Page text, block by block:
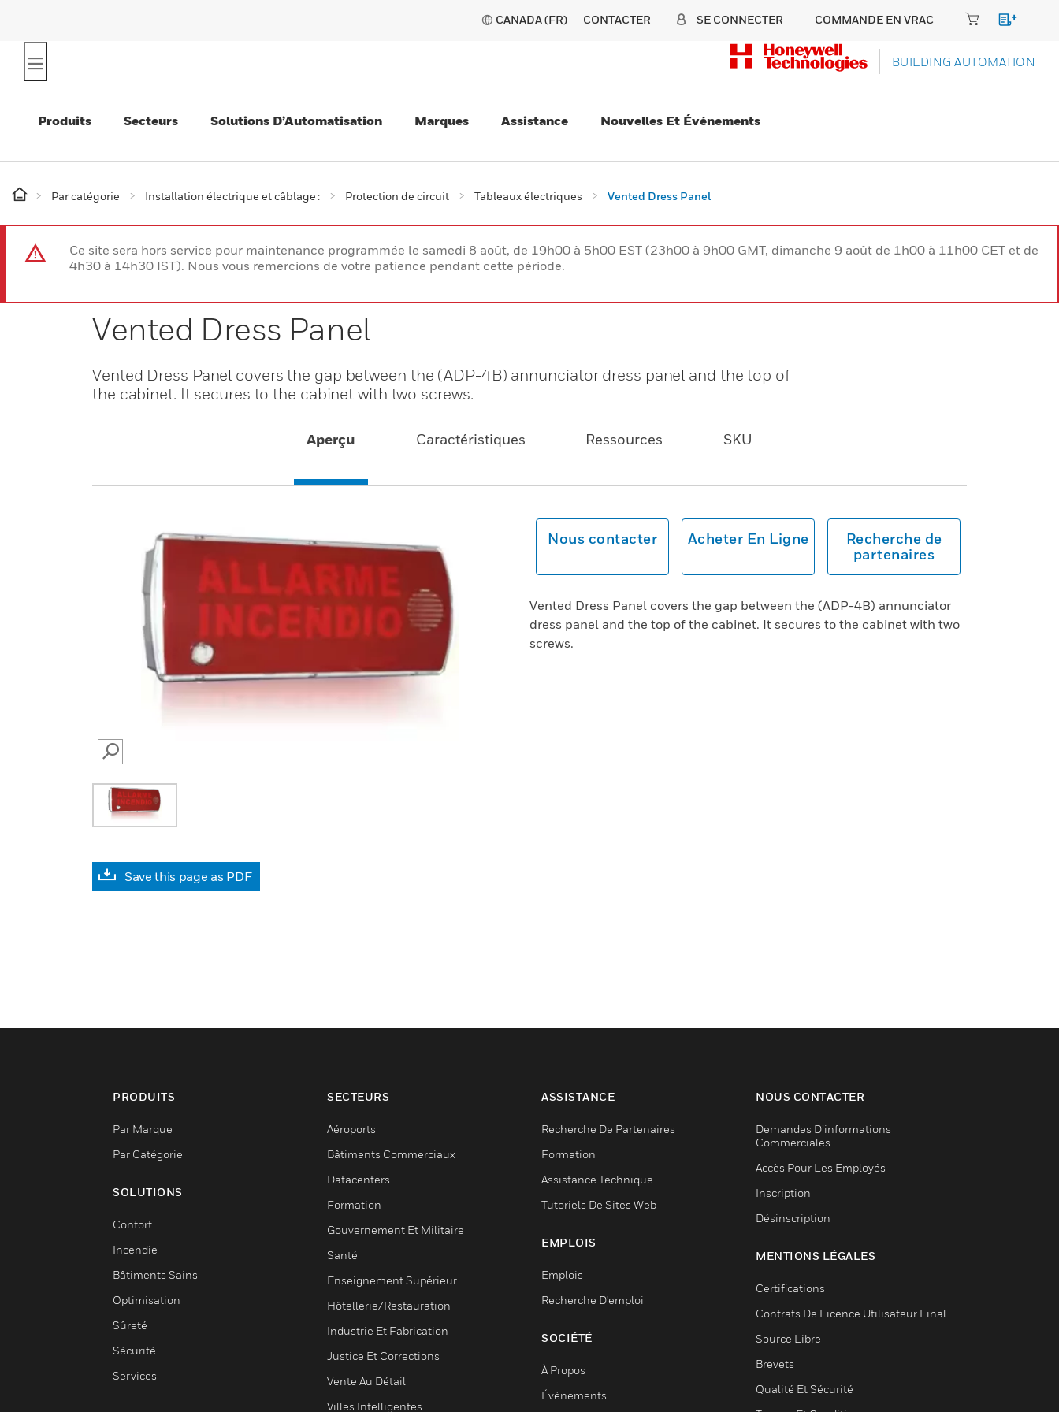
CANADA (FR) CONTACTER SE CONNECTER COMMANDE EN VRAC
BUILDING AUTOMATION
Produits Secteurs Solutions D’Automatisation Marques Assistance Nouvelles Et Événements
Par catégorie Installation électrique et câblage : Protection de circuit Tableaux électriques Vented Dress Panel
Ce site sera hors service pour maintenance programmée le samedi 8 août, de 19h00 à 5h00 EST (23h00 à 9h00 GMT, dimanche 9 août de 1h00 à 11h00 CET et de
4h30 à 14h30 IST). Nous vous remercions de votre patience pendant cette période.
Vented Dress Panel
Vented Dress Panel covers the gap between the (ADP-4B) annunciator dress panel and the top of
the cabinet. It secures to the cabinet with two screws.
Aperçu Caractéristiques Ressources SKU
SEARCH
Save this page as PDF
Nous contacter Acheter En Ligne
Recherche de
partenaires
Vented Dress Panel covers the gap between the (ADP-4B) annunciator
dress panel and the top of the cabinet. It secures to the cabinet with two
screws.
PRODUITS
Par Marque
Par Catégorie
SOLUTIONS
Confort
Incendie
Bâtiments Sains
Optimisation
Sûreté
Sécurité
Services
SECTEURS
Aéroports
Bâtiments Commerciaux
Datacenters
Formation
Gouvernement Et Militaire
Santé
Enseignement Supérieur
Hôtellerie/Restauration
Industrie Et Fabrication
Justice Et Corrections
Vente Au Détail
Villes Intelligentes
ASSISTANCE
Recherche De Partenaires
Formation
Assistance Technique
Tutoriels De Sites Web
EMPLOIS
Emplois
Recherche D'emploi
SOCIÉTÉ
À Propos
Événements
NOUS CONTACTER
Demandes D’informations
Commerciales
Accès Pour Les Employés
Inscription
Désinscription
MENTIONS LÉGALES
Certifications
Contrats De Licence Utilisateur Final
Source Libre
Brevets
Qualité Et Sécurité